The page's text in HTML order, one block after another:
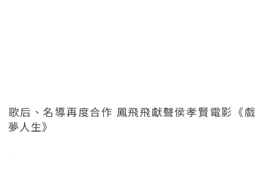
歌后、名導再度合作 鳳飛飛獻聲侯孝賢電影《戲
夢人生》